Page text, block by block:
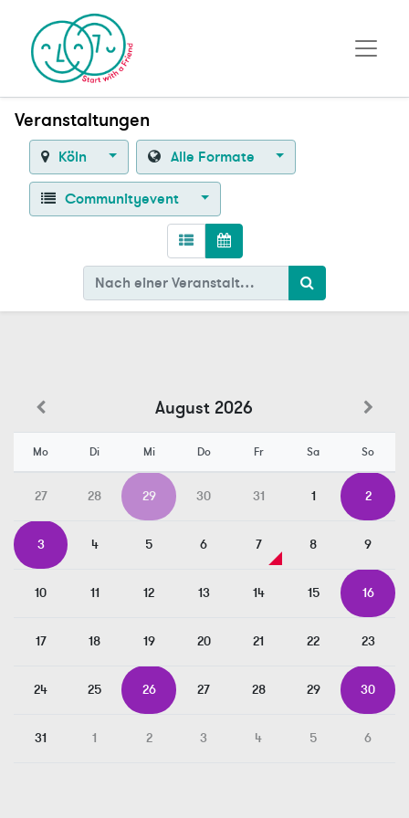
Veranstaltungen
Köln Alle Formate
Communityevent
August 2026
Mo Di Mi Do Fr Sa So
27 28 29 30 31 1 2
3 4 5 6 7 8 9
10 11 12 13 14 15 16
17 18 19 20 21 22 23
24 25 26 27 28 29 30
31 1 2 3 4 5 6